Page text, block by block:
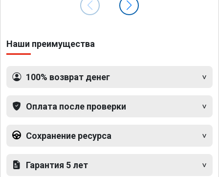
Наши преимущества
100% возврат денег
Оплата после проверки
Сохранение ресурса
Гарантия 5 лет